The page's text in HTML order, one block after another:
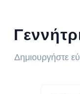
Δημιουργήστε